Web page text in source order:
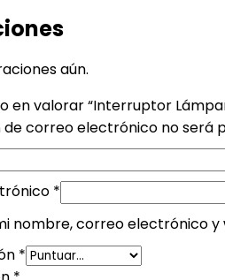
aún.
en valorar “Interruptor
de correo electrónico no será
*
nombre, correo electrónico
*